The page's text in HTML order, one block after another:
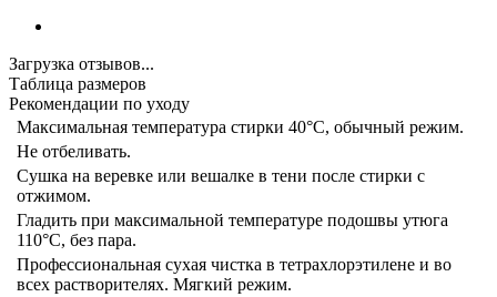
Загрузка отзывов...
Таблица размеров
Рекомендации по уходу
Максимальная температура стирки 40°C, обычный режим.
Не отбеливать.
Сушка на веревке или вешалке в тени после стирки с
отжимом.
Гладить при максимальной температуре подошвы утюга
110°C, без пара.
Профессиональная сухая чистка в тетрахлорэтилене и во
всех растворителях. Мягкий режим.